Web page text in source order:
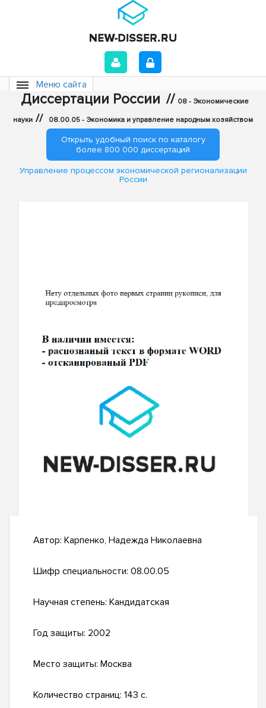
Меню сайта
Диссертации России // 08 - Экономические
науки // 08.00.05 - Экономика и управление народным хозяйством
Открыть удобный поиск по каталогу
более 800 000 диссертаций
Управление процессом экономической регионализации
России
Автор: Карпенко, Надежда Николаевна
Шифр специальности: 08.00.05
Научная степень: Кандидатская
Год защиты: 2002
Место защиты: Москва
Количество страниц: 143 с.